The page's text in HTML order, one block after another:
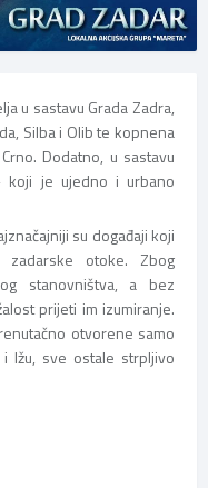
u sastavu Grada Zadra,
Silba i Olib te kopnena
Dodatno, u sastavu
koji je ujedno i urbano
su događaji koji
otoke. Zbog
stanovništva, a bez
prijeti im izumiranje.
otvorene samo
Ižu, sve ostale strpljivo